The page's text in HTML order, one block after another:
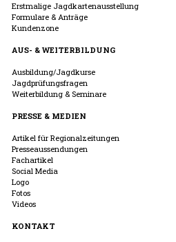
Erstmalige Jagdkartenausstellung
Formulare & Anträge
Kundenzone
AUS- & WEITERBILDUNG
Ausbildung/Jagdkurse
Jagdprüfungsfragen
Weiterbildung & Seminare
PRESSE & MEDIEN
Artikel für Regionalzeitungen
Presseaussendungen
Fachartikel
Social Media
Logo
Fotos
Videos
KONTAKT